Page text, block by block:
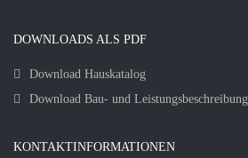
DOWNLOADS ALS PDF
Download Hauskatalog
Download Bau- und Leistungsbeschreibung
KONTAKTINFORMATIONEN